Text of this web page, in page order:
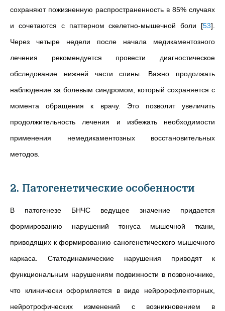
сохраняют пожизненную распространенность в 85% случаях
и сочетаются с паттерном скелетно-мышечной боли [53]
Через четыре недели после начала медикаментозного
лечения рекомендуется провести диагностическое
обследование нижней части спины. Важно продолжать
наблюдение за болевым синдромом, который сохраняется с
момента обращения к врачу. Это позволит увеличить
продолжительность лечения и избежать необходимости
применения немедикаментозных восстановительных
методов.
2. Патогенетические особенности
В патогенезе БНЧС ведущее значение придается
формированию нарушений тонуса мышечной ткани,
приводящих к формированию саногенетического мышечного
каркаса. Статодинамические нарушения приводят к
функциональным нарушениям подвижности в позвоночнике,
что клинически оформляется в виде нейрорефлекторных,
нейротрофических изменений с возникновением в